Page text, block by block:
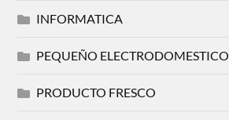
INFORMATICA
PEQUEÑO ELECTRODOMESTICO
PRODUCTO FRESCO